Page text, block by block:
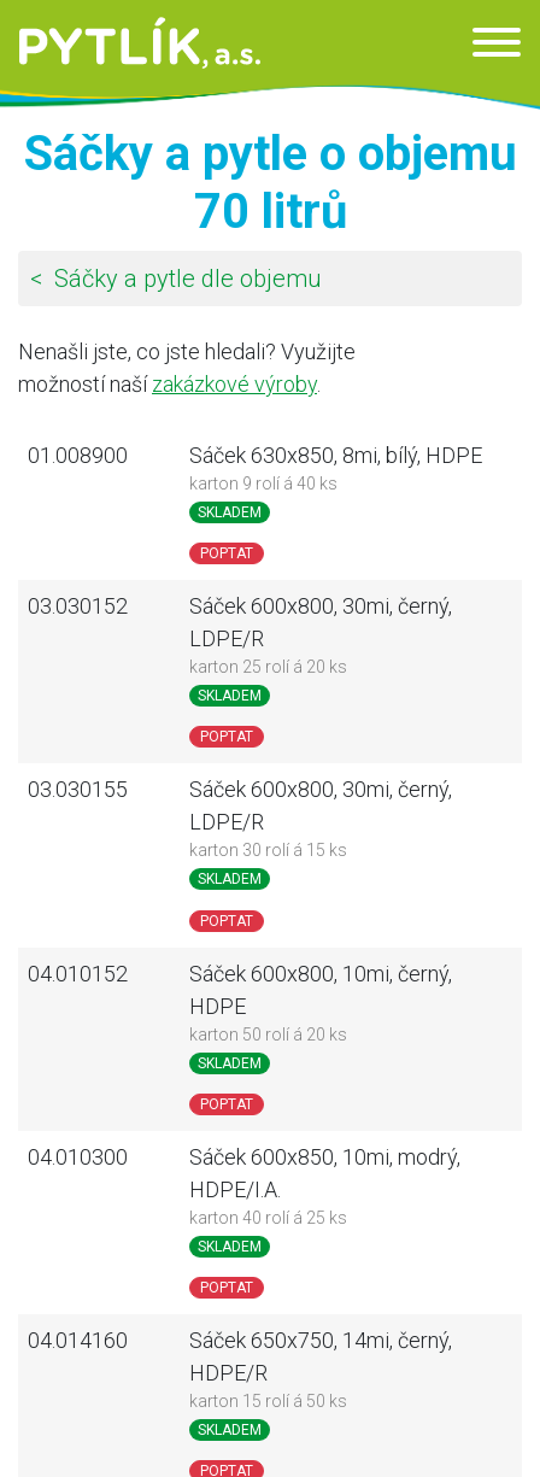
Sáčky a pytle o objemu
70 litrů
Sáčky a pytle dle objemu
Nenašli jste, co jste hledali? Využijte
možností našízakázkové výroby.
01.008900 Sáček 630x850, 8mi, bílý, HDPE
karton 9 rolí á 40 ks
SKLADEM
POPTAT
03.030152
Sáček 600x800, 30mi, černý,
LDPE/R
karton 25 rolí á 20 ks
SKLADEM
POPTAT
03.030155
Sáček 600x800, 30mi, černý,
LDPE/R
karton 30 rolí á 15 ks
SKLADEM
POPTAT
04.010152
Sáček 600x800, 10mi, černý,
HDPE
karton 50 rolí á 20 ks
SKLADEM
POPTAT
04.010300
Sáček 600x850, 10mi, modrý,
HDPE/I.A.
karton 40 rolí á 25 ks
SKLADEM
POPTAT
04.014160
Sáček 650x750, 14mi, černý,
HDPE/R
karton 15 rolí á 50 ks
SKLADEM
POPTAT